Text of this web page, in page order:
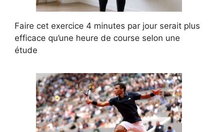
Faire cet exercice 4 minutes par jour serait plus
efficace qu’une heure de course selon une
étude